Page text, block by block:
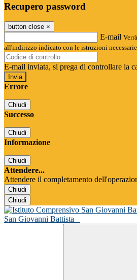
Recupero password
button close ×
E-mail
all'indirizzo indicato con le istruzioni
E-mail inviata, si prega di controllare la
Errore
Chiudi
Successo
Chiudi
Informazione
Chiudi
Attendere...
Attendere il completamento
Chiudi
Chiudi
San Giovanni Battista